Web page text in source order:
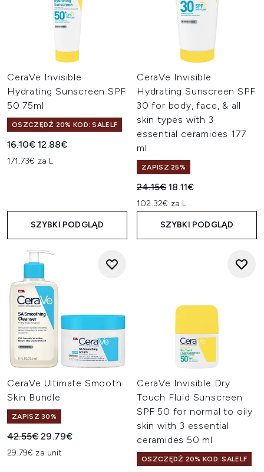
CeraVe Invisible
Hydrating Sunscreen SPF
50 75ml
OSZCZĘDŹ 20% KOD: SALELF
Sugerowana cena detaliczna:
16.10€Aktualna cena:
12.88€
171.73€ za L
SZYBKI PODGLĄD
CeraVe Invisible
Hydrating Sunscreen SPF
30 for body, face, & all
skin types with 3
essential ceramides 177
ml
ZAPISZ 25%
Sugerowana cena
24.15€Aktualna cena:
18.11€
102.32€ za L
SZYBKI PODGLĄD
CeraVe Ultimate Smooth
Skin Bundle
ZAPISZ 30%
Sugerowana cena detaliczna:
42.55€Aktualna cena:
29.79€
29.79€ za unit
CeraVe Invisible Dry
Touch Fluid Sunscreen
SPF 50 for normal to oily
skin with 3 essential
ceramides 50 ml
OSZCZĘDŹ 20% KOD: SALELF